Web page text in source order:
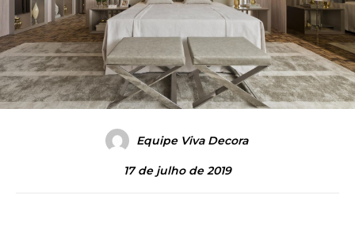
Equipe Viva Decora
17 de julho de 2019